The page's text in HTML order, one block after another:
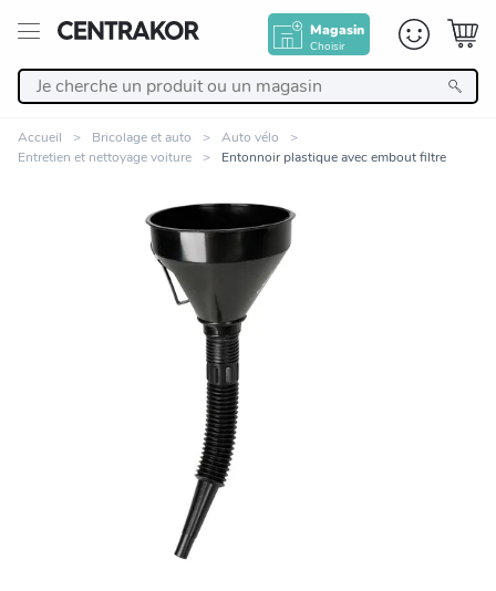
Magasin
Choisir
Décoration
Linge de maison
Cuisine et art de la table
Salle de bain et beauté
Entretien et rangement
Accueil Bricolage et auto
Auto vélo
Entretien et nettoyage voiture
Entonnoir plastique avec embout filtre